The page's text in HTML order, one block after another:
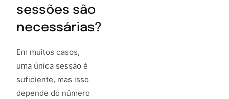
sessões são
necessárias?
Em muitos casos,
uma única sessão é
suficiente, mas isso
depende do número